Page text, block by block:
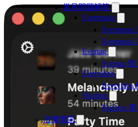
常見問題解答
Evermusic
Evermusic
Evermusic
Evertag
Evertag
Evervideo
Evervideo
Flacbox
Flacbox
法律資訊